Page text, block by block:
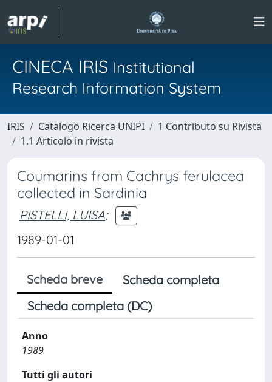
CINECA IRIS Institutional
Research Information System
IRIS Catalogo Ricerca UNIPI
1 Contributo su Rivista
1.1 Articolo in rivista
Coumarins from Cachrys ferulacea
collected in Sardinia
PISTELLI, LUISA;
1989-01-01
Scheda breve
Scheda completa
Scheda completa (DC)
Anno
1989
Tutti gli autori